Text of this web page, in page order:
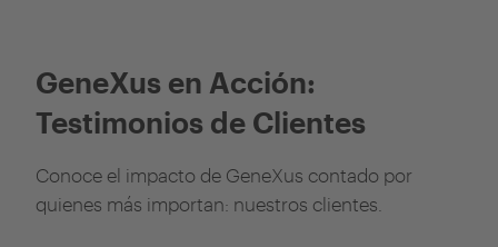
GeneXus en Acción:
Testimonios de Clientes
Conoce el impacto de GeneXus contado por
quienes más importan: nuestros clientes.